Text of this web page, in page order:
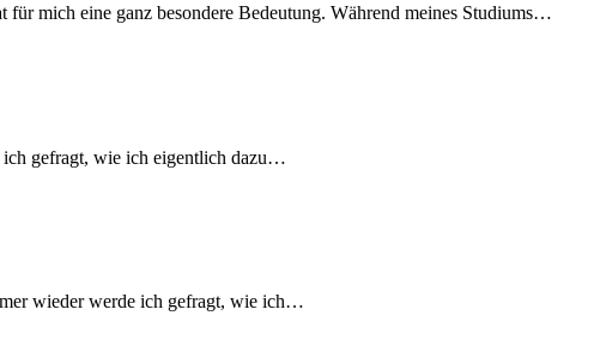
mich eine ganz besondere Bedeutung. Während meines Studiums…
gefragt, wie ich eigentlich dazu…
wieder werde ich gefragt, wie ich…